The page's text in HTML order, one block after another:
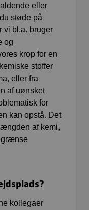
eller
støde på
vi bl.a. bruger
og
krop for en
stoffer
eller fra
af uønsket
for
kan opstå. Det
af kemi,
kollegaer